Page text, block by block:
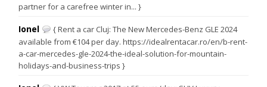
partner for a carefree winter in... }
Ionel
{ Rent a car Cluj: The New Mercedes-Benz GLE 2024
available from €104 per day. https://idealrentacar.ro/en/b-rent-
a-car-mercedes-gle-2024-the-ideal-solution-for-mountain-
holidays-and-business-trips }